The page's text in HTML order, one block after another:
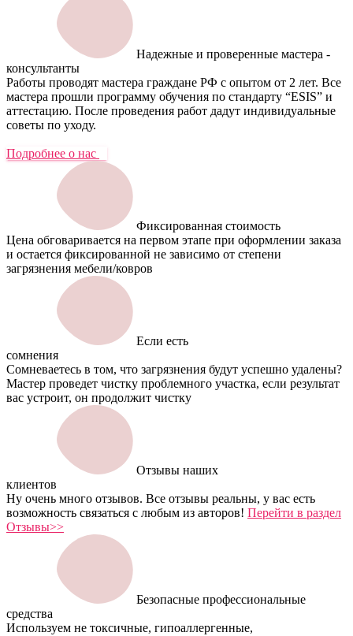
Надежные и проверенные мастера -
консультанты
Работы проводят мастера граждане РФ с опытом от 2 лет. Все
мастера прошли программу обучения по стандарту “ESIS” и
аттестацию. После проведения работ дадут индивидуальные
советы по уходу.
Подробнее о нас
Фиксированная стоимость
Цена обговаривается на первом этапе при оформлении заказа
и остается фиксированной не зависимо от степени
загрязнения мебели/ковров
Если есть
сомнения
Сомневаетесь в том, что загрязнения будут успешно удалены?
Мастер проведет чистку проблемного участка, если результат
вас устроит, он продолжит чистку
Отзывы наших
клиентов
Ну очень много отзывов. Все отзывы реальны, у вас есть
возможность связаться с любым из авторов! Перейти в раздел
Отзывы>>
Безопасные профессиональные
средства
Используем не токсичные, гипоаллергенные,